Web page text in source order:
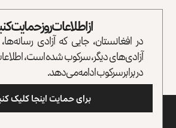
از اطلاعات روز حمایت
در افغانستان، جایی که آزادی
آزادی‌های دیگر، سرکوب شده است،
در برابر سرکوب ادامه می‌دهد.
برای حمایت اینجا کلیک